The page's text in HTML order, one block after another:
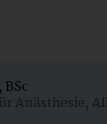
Anästhesie,